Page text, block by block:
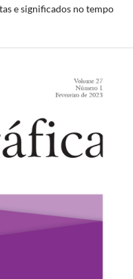
e significados no tempo